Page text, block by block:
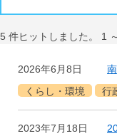
5 件ヒットしました。 1 ～
2026年6月8日
くらし・環境
行
2023年7月18日